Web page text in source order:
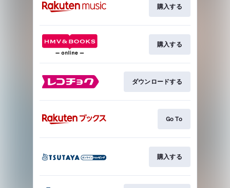
購入する
購入する
ダウンロードする
Go To
購入する